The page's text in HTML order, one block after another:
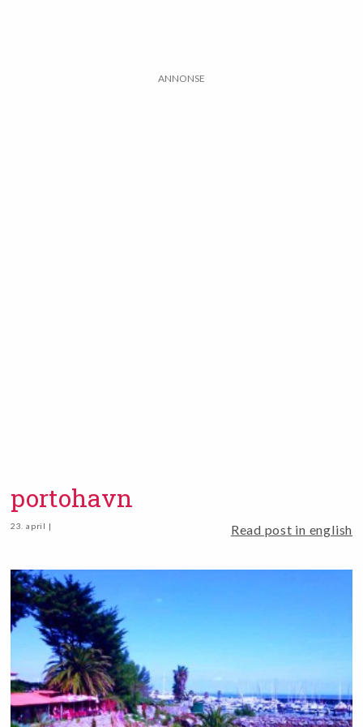
ANNONSE
portohavn
23. april | Read post in english